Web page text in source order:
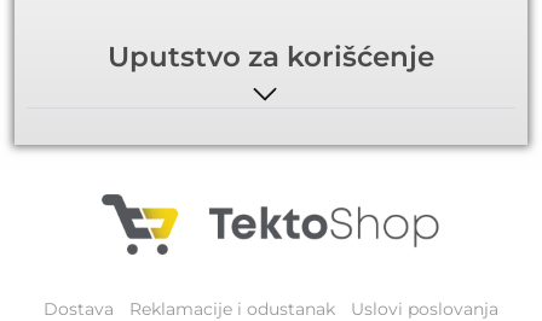
Uputstvo za korišćenje
Dostava Reklamacije i odustanak Uslovi poslovanja